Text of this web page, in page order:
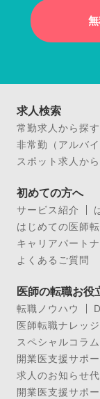
求人検索
常勤求人から探す
非常勤（アルバ
スポット求人か
初めての方へ
サービス紹介
はじめての医師
キャリアパート
よくあるご質問
医師の転職お役
転職ノウハウ
医師転職ナレッジ
スペシャルコラム
開業医支援サポー
求人のお知らせ
開業医支援サポ